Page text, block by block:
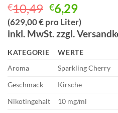
€10,49
Preis
war:
€6,29
Preis
ist:
(629,00 € pro Liter)
inkl. MwSt. zzgl.
KATEGORIE
WERTE
Aroma
Sparkling Cherry
Geschmack
Kirsche
Nikotingehalt
10 mg/ml